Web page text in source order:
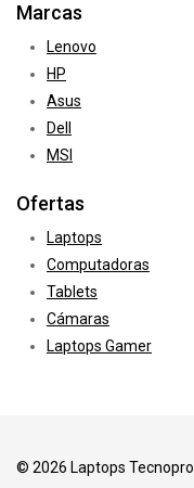
Marcas
Lenovo
HP
Asus
Dell
MSI
Ofertas
Laptops
Computadoras
Tablets
Cámaras
Laptops Gamer
© 2026 Laptops Tecnopro